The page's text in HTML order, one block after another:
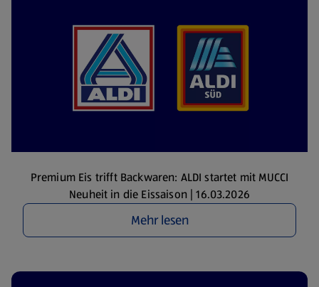
Premium Eis trifft Backwaren: ALDI startet mit MUCCI
Neuheit in die Eissaison | 16.03.2026
Mehr lesen